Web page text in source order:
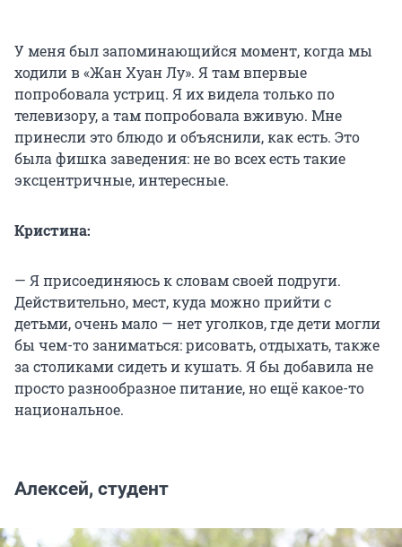
У меня был запоминающийся момент, когда мы
ходили в «Жан Хуан Лу». Я там впервые
попробовала устриц. Я их видела только по
телевизору, а там попробовала вживую. Мне
принесли это блюдо и объяснили, как есть. Это
была фишка заведения: не во всех есть такие
эксцентричные, интересные.
Кристина:
— Я присоединяюсь к словам своей подруги.
Действительно, мест, куда можно прийти с
детьми, очень мало — нет уголков, где дети могли
бы чем-то заниматься: рисовать, отдыхать, также
за столиками сидеть и кушать. Я бы добавила не
просто разнообразное питание, но ещё какое-то
национальное.
Алексей, студент